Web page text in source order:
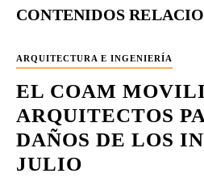
CONTENIDOS
ARQUITECTURA E INGENIERÍA
EL COAM
ARQUITECTOS
DAÑOS DE LOS
JULIO